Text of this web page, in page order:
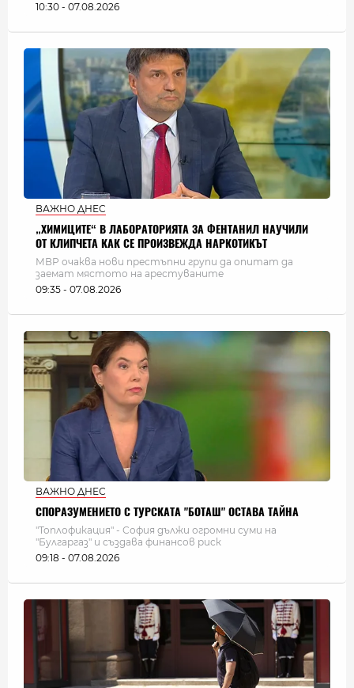
10:30 - 07.08.2026
ВАЖНО ДНЕС
„ХИМИЦИТЕ“ В ЛАБОРАТОРИЯТА ЗА ФЕНТАНИЛ НАУЧИЛИ
ОТ КЛИПЧЕТА КАК СЕ ПРОИЗВЕЖДА НАРКОТИКЪТ
МВР очаква нови престъпни групи да опитат да
заемат мястото на арестуваните
09:35 - 07.08.2026
ВАЖНО ДНЕС
СПОРАЗУМЕНИЕТО С ТУРСКАТА "БОТАШ" ОСТАВА ТАЙНА
"Топлофикация" - София дължи огромни суми на
"Булгаргаз" и създава финансов риск
09:18 - 07.08.2026